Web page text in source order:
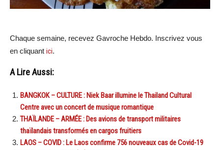
Chaque semaine, recevez Gavroche Hebdo. Inscrivez vous
en cliquant ici.
A Lire Aussi:
BANGKOK – CULTURE : Niek Baar illumine le Thailand Cultural
Centre avec un concert de musique romantique
THAÏLANDE – ARMÉE : Des avions de transport militaires
thaïlandais transformés en cargos fruitiers
LAOS – COVID : Le Laos confirme 756 nouveaux cas de Covid-19